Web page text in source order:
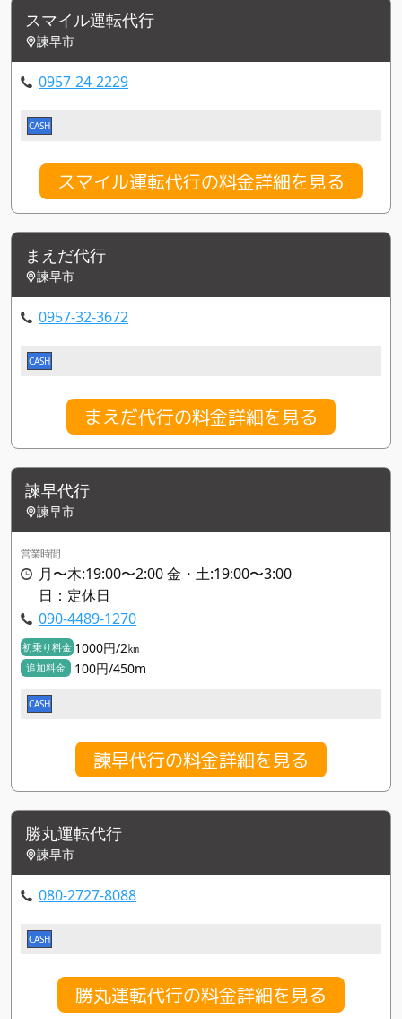
スマイル運転代行
諫早市
0957-24-2229
CASH
スマイル運転代行の料金詳細を見る
まえだ代行
諫早市
0957-32-3672
CASH
まえだ代行の料金詳細を見る
諫早代行
諫早市
営業時間
月〜木:19:00〜2:00 金・土:19:00〜3:00
日：定休日
090-4489-1270
初乗り料金 1000円/2㎞
追加料金 100円/450m
CASH
諫早代行の料金詳細を見る
勝丸運転代行
諫早市
080-2727-8088
CASH
勝丸運転代行の料金詳細を見る